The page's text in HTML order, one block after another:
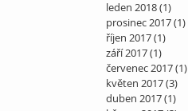
leden 2018(1)
prosinec 2017(1)
říjen 2017(1)
září 2017(1)
červenec 2017(1)
květen 2017(3)
duben 2017(1)